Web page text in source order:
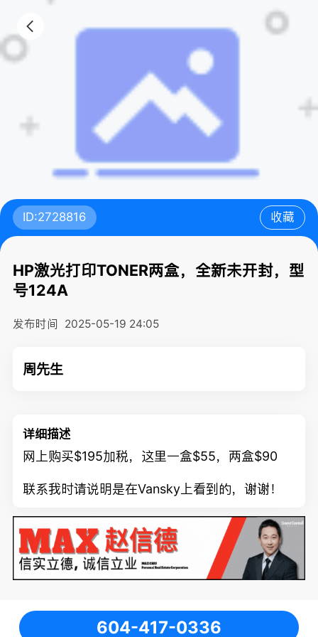
ID:2728816 收藏
HP激光打印TONER两盒，全新未开封，型
号124A
发布时间 2025-05-19 24:05
周先生
详细描述
网上购买$195加税，这里一盒$55，两盒$90
联系我时请说明是在Vansky上看到的，谢谢！
604-417-0336